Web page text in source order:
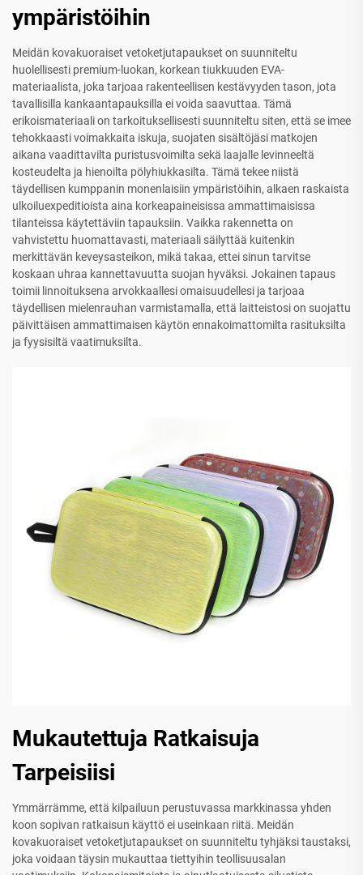
ympäristöihin
Meidän kovakuoraiset vetoketjutapaukset on suunniteltu
huolellisesti premium-luokan, korkean tiukkuuden EVA-
materiaalista, joka tarjoaa rakenteellisen kestävyyden tason, jota
tavallisilla kankaantapauksilla ei voida saavuttaa. Tämä
erikoismateriaali on tarkoituksellisesti suunniteltu siten, että se imee
tehokkaasti voimakkaita iskuja, suojaten sisältöjäsi matkojen
aikana vaadittavilta puristusvoimilta sekä laajalle levinneeltä
kosteudelta ja hienoilta pölyhiukkasilta. Tämä tekee niistä
täydellisen kumppanin monenlaisiin ympäristöihin, alkaen raskaista
ulkoiluexpeditioista aina korkeapaineisissa ammattimaisissa
tilanteissa käytettäviin tapauksiin. Vaikka rakennetta on
vahvistettu huomattavasti, materiaali säilyttää kuitenkin
merkittävän keveysasteikon, mikä takaa, ettei sinun tarvitse
koskaan uhraa kannettavuutta suojan hyväksi. Jokainen tapaus
toimii linnoituksena arvokkaallesi omaisuudellesi ja tarjoaa
täydellisen mielenrauhan varmistamalla, että laitteistosi on suojattu
päivittäisen ammattimaisen käytön ennakoimattomilta rasituksilta
ja fyysisiltä vaatimuksilta.
Mukautettuja Ratkaisuja
Tarpeisiisi
Ymmärrämme, että kilpailuun perustuvassa markkinassa yhden
koon sopivan ratkaisun käyttö ei useinkaan riitä. Meidän
kovakuoraiset vetoketjutapaukset on suunniteltu tyhjäksi taustaksi,
joka voidaan täysin mukauttaa tiettyihin teollisuusalan